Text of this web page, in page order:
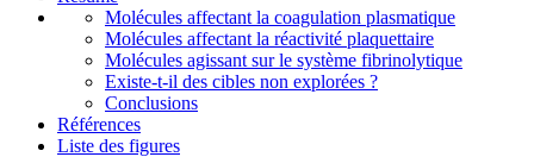
Molécules affectant la coagulation plasmatique
Molécules affectant la réactivité plaquettaire
Molécules agissant sur le système fibrinolytique
Existe-t-il des cibles non explorées ?
Conclusions
Références
Liste des figures